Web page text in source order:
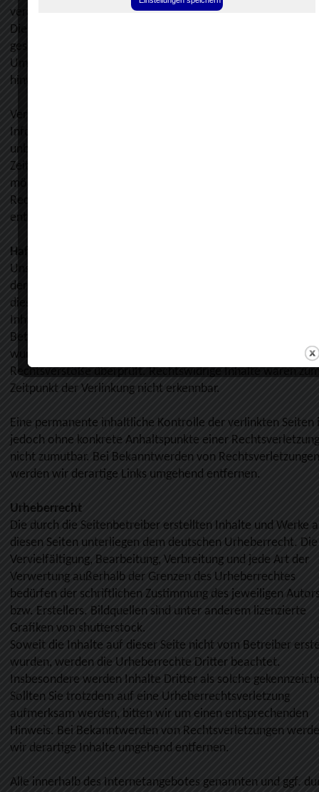
verantwortlich. Nach §§ 8 bis 10 TMG sind wir als
Diensteanbieter jedoch nicht verpflichtet, übermittelte oder
gespeicherte fremde Informationen zu überwachen oder
Umständen zu forschen, die auf eine rechtswidrige Tätigkeit
hinweisen.
Verpflichtungen zur Entfernung oder Sperrung der Nutzung
Informationen nach den allgemeinen Gesetzen bleiben
unberührt. Eine diesbezügliche Haftung ist jedoch erst ab
Zeitpunkt der Kenntnis einer konkreten Rechtsverletzung
möglich. Bei Bekanntwerden von entsprechenden
Rechtsverletzungen werden wir diese Inhalte umgehend
entfernen.
Haftung für Links
Unser Angebot enthält Links zu externen Websites Dritter,
deren Inhalte wir keinen Einfluss haben. Deshalb können
diese fremden Inhalte auch keine Gewähr übernehmen. Für
Inhalte der verlinkten Seiten ist stets der jeweilige Anbieter
Betreiber der Seiten verantwortlich. Die verlinkten Seiten
wurden zum Zeitpunkt der Verlinkung auf mögliche
Rechtsverstöße überprüft. Rechtswidrige Inhalte waren
Zeitpunkt der Verlinkung nicht erkennbar.
Eine permanente inhaltliche Kontrolle der verlinkten Seiten
jedoch ohne konkrete Anhaltspunkte einer Rechtsverletzung
nicht zumutbar. Bei Bekanntwerden von Rechtsverletzungen
werden wir derartige Links umgehend entfernen.
Urheberrecht
Die durch die Seitenbetreiber erstellten Inhalte und Werke
diesen Seiten unterliegen dem deutschen Urheberrecht. Die
Vervielfältigung, Bearbeitung, Verbreitung und jede Art der
Verwertung außerhalb der Grenzen des Urheberrechtes
bedürfen der schriftlichen Zustimmung des jeweiligen
bzw. Erstellers. Bildquellen sind unter anderem lizenzierte
Grafiken von shutterstock.
Soweit die Inhalte auf dieser Seite nicht vom Betreiber
wurden, werden die Urheberrechte Dritter beachtet.
Insbesondere werden Inhalte Dritter als solche
Sollten Sie trotzdem auf eine Urheberrechtsverletzung
aufmerksam werden, bitten wir um einen entsprechenden
Hinweis. Bei Bekanntwerden von Rechtsverletzungen
wir derartige Inhalte umgehend entfernen.
Alle innerhalb des Internetangebotes genannten und ggf.